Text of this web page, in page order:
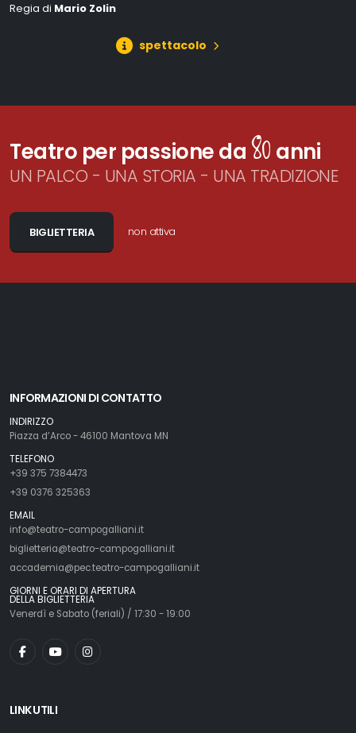
Regia di Mario Zolin
spettacolo
Teatro per passione da80 anni
UN PALCO - UNA STORIA - UNA TRADIZIONE
BIGLIETTERIA non attiva
INFORMAZIONI DI CONTATTO
INDIRIZZO
Piazza d’Arco - 46100 Mantova MN
TELEFONO
+39 375 7384473
+39 0376 325363
EMAIL
info@teatro-campogalliani.it
biglietteria@teatro-campogalliani.it
accademia@pec.teatro-campogalliani.it
GIORNI E ORARI DI APERTURA
DELLA BIGLIETTERIA
Venerdì e Sabato (feriali) / 17:30 - 19:00
LINK UTILI